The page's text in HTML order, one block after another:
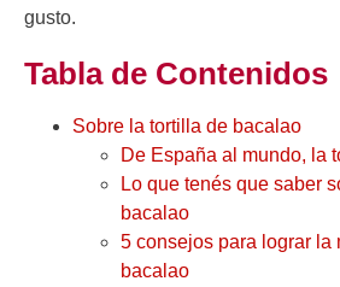
gusto.
Tabla de Contenidos
Sobre la tortilla de bacalao
De España al mundo, la
Lo que tenés que saber
bacalao
5 consejos para lograr la
bacalao